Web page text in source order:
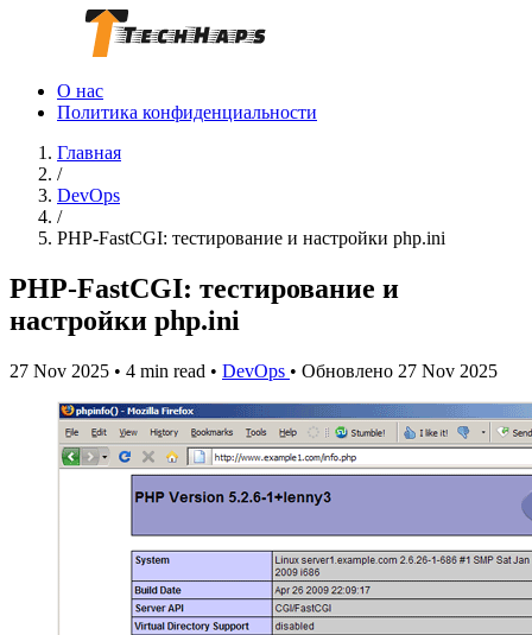
О нас
Политика конфиденциальности
Главная
/
DevOps
/
PHP-FastCGI: тестирование и настройки php.ini
PHP-FastCGI: тестирование и
настройки php.ini
27 Nov 2025 • 4 min read • DevOps • Обновлено 27 Nov 2025